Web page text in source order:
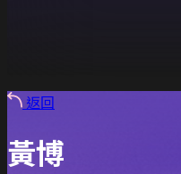
返回
黃博